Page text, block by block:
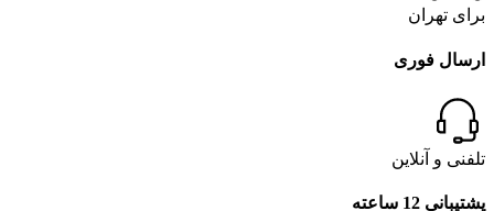
برای تهران
ارسال فوری
تلفنی و آنلاین
پشتیبانی 12 ساعته